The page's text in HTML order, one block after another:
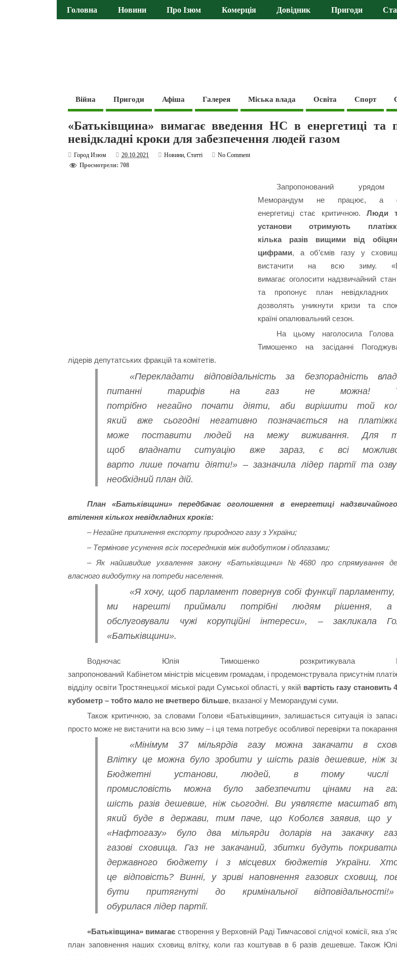
Головна Новини Про Ізюм Комерція Довідник Пригоди
Війна Пригоди Афіша Галерея Міська влада Освіта Спорт
«Батьківщина» вимагає введення НС в енергетиці та
невідкладні кроки для забезпечення людей газом
Город Изюм 20.10.2021 Новини,Статті
No Comment
Просмотрели: 708
Запропонований урядом
Меморандум не працює, а
енергетиці стає критичною. Люди
установи отримують
кілька разів вищими від
цифрами, а об’ємів газу у
вистачити на всю зиму.
вимагає оголосити надзвичайний
та пропонує план невідкладних
дозволять уникнути кризи та
країні опалювальний сезон.
На цьому наголосила Голова
Тимошенко на засіданні
лідерів депутатських фракцій та комітетів.
«Перекладати відповідальність за безпорадність
питанні тарифів на газ не можна!
потрібно негайно почати діяти, аби вирішити той
який вже сьогодні негативно позначається на
може поставити людей на межу виживання. Для
щоб владнати ситуацію вже зараз, є всі
варто лише почати діяти!» – зазначила лідер партії та
необхідний план дій.
План «Батьківщини» передбачає оголошення в енергетиці
втілення кількох невідкладних кроків:
– Негайне припинення експорту природного газу з України;
– Термінове усунення всіх посередників між видобутком і облгазами;
– Як найшвидше ухвалення закону «Батьківщини» №4680 про спрямування
власного видобутку на потреби населення.
«Я хочу, щоб парламент повернув собі функції
ми нарешті приймали потрібні людям рішення,
обслуговували чужі корупційні інтереси», – закликала
«Батьківщини».
Водночас Юлія Тимошенко розкритикувала
запропонований Кабінетом міністрів місцевим громадам, і продемонструвала присутнім
відділу освіти Тростянецької міської ради Сумської області, у якій вартість газу становить
кубометр – тобто мало не вчетверо більше, вказаної у Меморандумі суми.
Також критичною, за словами Голови «Батьківщини», залишається ситуація із
просто може не вистачити на всю зиму – і ця тема потребує особливої перевірки та
«Мінімум 37 мільярдів газу можна закачати в
Влітку це можна було зробити у шість разів дешевше, ніж
Бюджетні установи, людей, в тому
промисловість можна було забезпечити цінами на
шість разів дешевше, ніж сьогодні. Ви уявляєте масштаб
який буде в держави, тим паче, що Коболєв заявив, що
«Нафтогазу» було два мільярди доларів на закачку
газові сховища. Газ не закачаний, збитки будуть
державного бюджету і з місцевих бюджетів України.
це відповість? Винні, у зриві наповнення газових сховищ,
бути притягнуті до кримінальної
обурилася лідер партії.
«Батьківщина» вимагає створення у Верховній Раді Тимчасової слідчої комісії, яка
план заповнення наших сховищ влітку, коли газ коштував в 6 разів дешевше. Також